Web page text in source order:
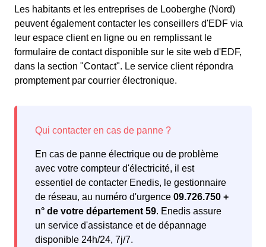
Les habitants et les entreprises de Looberghe (Nord)
peuvent également contacter les conseillers d'EDF via
leur espace client en ligne ou en remplissant le
formulaire de contact disponible sur le site web d'EDF,
dans la section "Contact". Le service client répondra
promptement par courrier électronique.
En cas de panne électrique ou de problème
avec votre compteur d'électricité, il est
essentiel de contacter Enedis, le gestionnaire
de réseau, au numéro d'urgence 09.726.750 +
n° de votre département 59. Enedis assure
un service d'assistance et de dépannage
disponible 24h/24, 7j/7.